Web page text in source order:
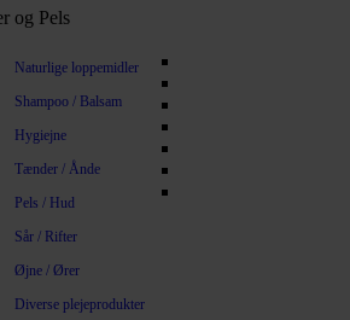
og Pels
Naturlige loppemidler
Shampoo / Balsam
Hygiejne
Tænder / Ånde
Pels / Hud
Sår / Rifter
Øjne / Ører
Diverse plejeprodukter